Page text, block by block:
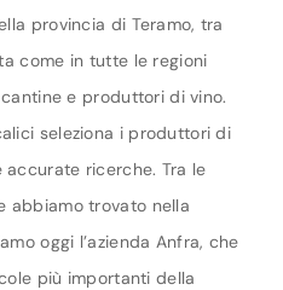
provincia di Teramo, tra
come in tutte le regioni
e produttori di vino.
seleziona i produttori di
ricerche. Tra le
abbiamo trovato nella
oggi l’azienda Anfra, che
più importanti della